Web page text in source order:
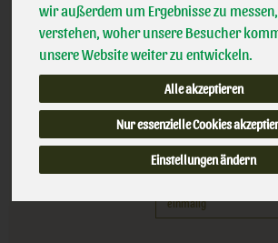
wir außerdem um Ergebnisse zu
verstehen, woher unsere Besucher
unsere Website weiter zu entwickeln.
Alle akzeptieren
Nur essenzielle Cookies
Einstellungen ändern
Anzahl